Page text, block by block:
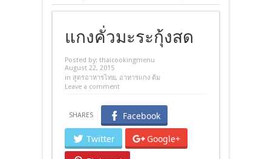
แกงคั่วมะระกุ้งสด
Posted by: thaicookingmenu
August 22, 2015
in สูตรอาหารไทย, อาหารแกง ต้ม
Leave a comment
Facebook
Twitter
Google+